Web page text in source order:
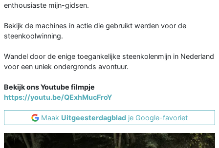
enthousiaste mijn-gidsen.
Bekijk de machines in actie die gebruikt werden voor de
steenkoolwinning.
Wandel door de enige toegankelijke steenkolenmijn in Nederland
voor een uniek ondergronds avontuur.
Bekijk ons Youtube filmpje
https://youtu.be/QExhMucFroY
Maak Uitgeesterdagblad je Google-favoriet